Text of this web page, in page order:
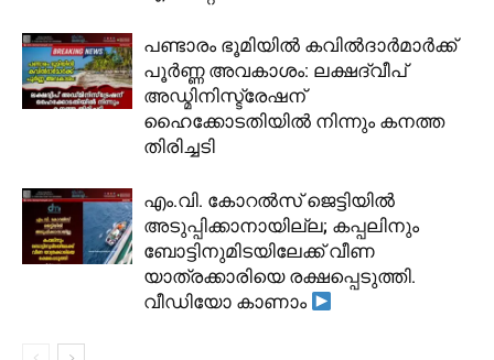
പണ്ടാരം ഭൂമിയിൽ കവിൽദാർമാർക്ക്
പൂർണ്ണ അവകാശം: ലക്ഷദ്വീപ്
അഡ്മിനിസ്ട്രേഷന്
ഹൈക്കോടതിയിൽ നിന്നും കനത്ത
തിരിച്ചടി
​എം.വി. കോറൽസ് ജെട്ടിയിൽ
അടുപ്പിക്കാനായില്ല; കപ്പലിനും
ബോട്ടിനുമിടയിലേക്ക് വീണ
യാത്രക്കാരിയെ രക്ഷപ്പെടുത്തി.
വീഡിയോ കാണാം